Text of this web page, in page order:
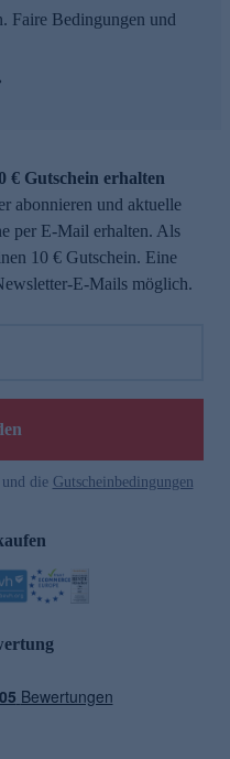
Faire Bedingungen und
€ Gutschein erhalten
abonnieren und aktuelle
per E-Mail erhalten. Als
10 € Gutschein. Eine
E-Mails möglich.
und die Gutscheinbedingungen